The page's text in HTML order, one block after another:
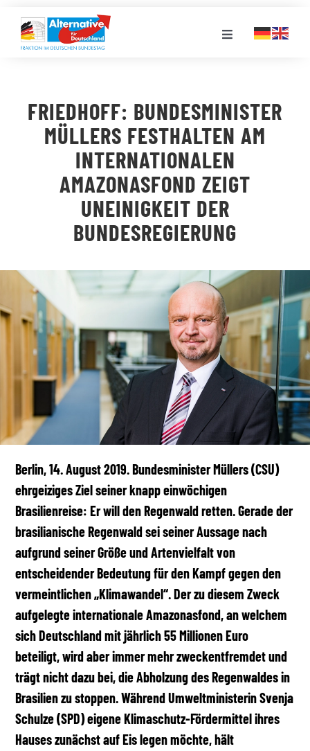
Inhalt
springen
Toggle
LANDESGRUPPEN
VERANSTALTUNGEN
MEDIATHEK
FRIEDHOFF: BUNDESMINISTER
MÜLLERS FESTHALTEN AM
INTERNATIONALEN
AMAZONASFOND ZEIGT
UNEINIGKEIT DER
BUNDESREGIERUNG
Berlin, 14. August 2019. Bundesminister Müllers (CSU)
ehrgeiziges Ziel seiner knapp einwöchigen
Brasilienreise: Er will den Regenwald retten. Gerade der
brasilianische Regenwald sei seiner Aussage nach
aufgrund seiner Größe und Artenvielfalt von
entscheidender Bedeutung für den Kampf gegen den
vermeintlichen „Klimawandel“. Der zu diesem Zweck
aufgelegte internationale Amazonasfond, an welchem
sich Deutschland mit jährlich 55 Millionen Euro
beteiligt, wird aber immer mehr zweckentfremdet und
trägt nicht dazu bei, die Abholzung des Regenwaldes in
Brasilien zu stoppen. Während Umweltministerin Svenja
Schulze (SPD) eigene Klimaschutz-Fördermittel ihres
Hauses zunächst auf Eis legen möchte, hält